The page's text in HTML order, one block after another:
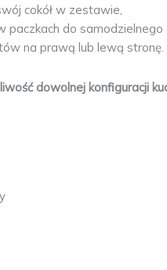
cokół w zestawie,
do
na prawą lub lewą stronę.
dowolnej konfiguracji